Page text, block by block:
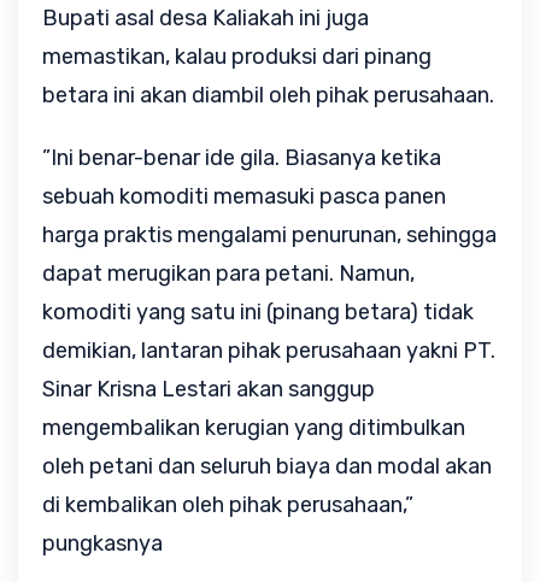
Bupati asal desa Kaliakah ini juga
memastikan, kalau produksi dari pinang
betara ini akan diambil oleh pihak perusahaan.
”Ini benar-benar ide gila. Biasanya ketika
sebuah komoditi memasuki pasca panen
harga praktis mengalami penurunan, sehingga
dapat merugikan para petani. Namun,
komoditi yang satu ini (pinang betara) tidak
demikian, lantaran pihak perusahaan yakni PT.
Sinar Krisna Lestari akan sanggup
mengembalikan kerugian yang ditimbulkan
oleh petani dan seluruh biaya dan modal akan
di kembalikan oleh pihak perusahaan,”
pungkasnya